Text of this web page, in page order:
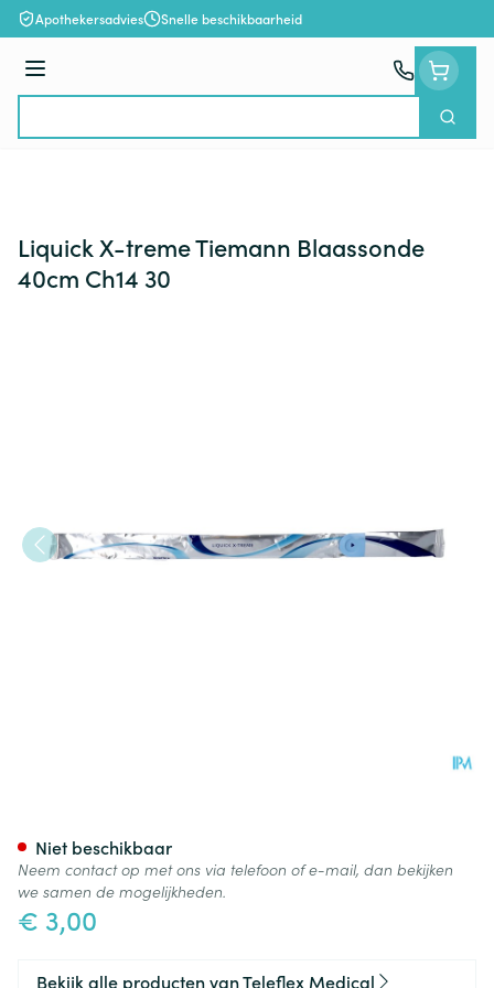
Ga naar de inhoud
Apothekersadvies Snelle beschikbaarheid
Menu
Zoek
Liquick X-treme Tiemann Blaassonde
40cm Ch14 30
€ 3,00
Niet beschikbaar
Neem contact op met ons via telefoon of e-mail, dan bekijken
we samen de mogelijkheden.
Bekijk alle producten van Teleflex Medical